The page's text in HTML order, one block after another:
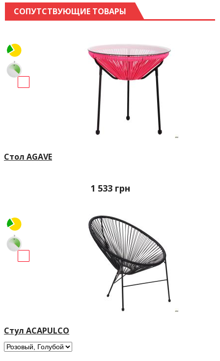
СОПУТСТВУЮЩИЕ ТОВАРЫ
Стол AGAVE
1 533 грн
Стул ACAPULCO